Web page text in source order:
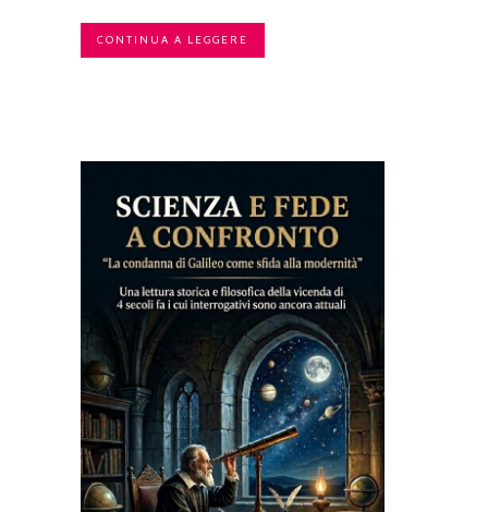
CONTINUA A LEGGERE